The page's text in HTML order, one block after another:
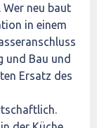
Wer neu baut
in einem
und Bau und
Ersatz des